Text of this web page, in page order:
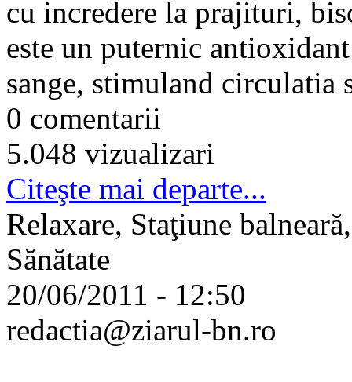
cu incredere la prajituri,
este un puternic
sange, stimuland circulatia
0 comentarii
5.048 vizualizari
Citeşte mai departe...
Relaxare, Staţiune
Sănătate
20/06/2011 - 12:50
redactia@ziarul-bn.ro